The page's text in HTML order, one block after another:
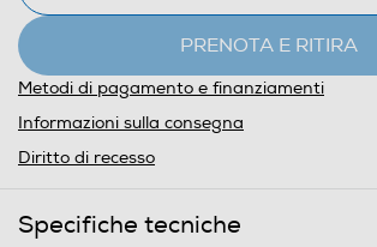
PRENOTA E RITIRA
Metodi di pagamento e finanziamenti
Informazioni sulla consegna
Diritto di recesso
Specifiche tecniche